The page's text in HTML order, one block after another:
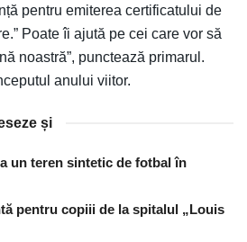
pentru emiterea certificatului de
Poate îi ajută pe cei care vor să
noastră”, punctează primarul.
anului viitor.
și
un teren sintetic de fotbal în
pentru copiii de la spitalul „Louis